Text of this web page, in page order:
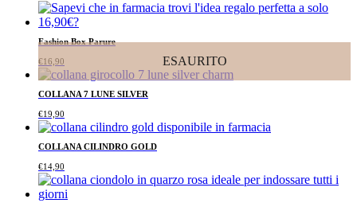
ESAURITO
Fashion Box Parure
€16,90
COLLANA 7 LUNE SILVER
€19,90
COLLANA CILINDRO GOLD
€14,90